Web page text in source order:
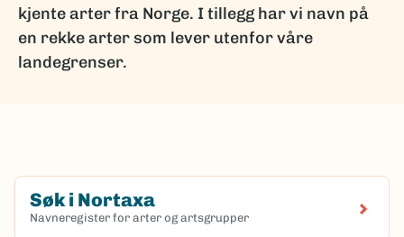
kjente arter fra Norge. I tillegg har vi navn på
en rekke arter som lever utenfor våre
landegrenser.
Søk i Nortaxa
Navneregister for arter og artsgrupper